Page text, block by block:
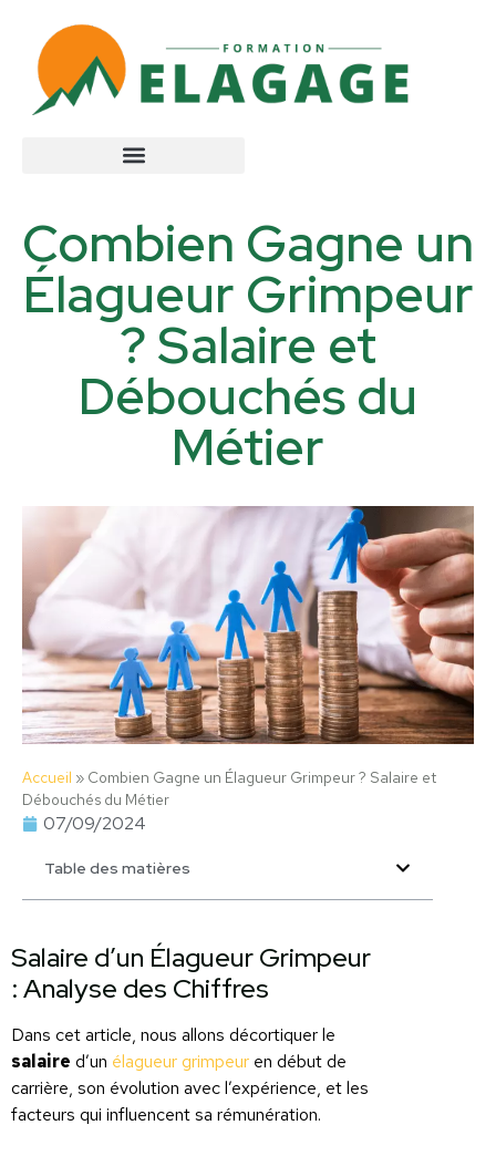
Combien Gagne un
Élagueur Grimpeur
? Salaire et
Débouchés du
Métier
Accueil » Combien Gagne un Élagueur Grimpeur ? Salaire et
Débouchés du Métier
07/09/2024
Table des matières
Salaire d’un Élagueur Grimpeur
: Analyse des Chiffres
Dans cet article, nous allons décortiquer le
salaire d’un élagueur grimpeur en début de
carrière, son évolution avec l’expérience, et les
facteurs qui influencent sa rémunération.